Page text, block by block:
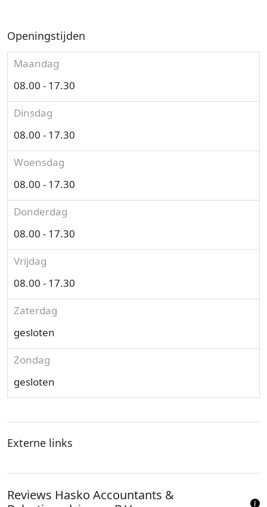
Openingstijden
Maandag
08.00 - 17.30
Dinsdag
08.00 - 17.30
Woensdag
08.00 - 17.30
Donderdag
08.00 - 17.30
Vrijdag
08.00 - 17.30
Zaterdag
gesloten
Zondag
gesloten
Externe links
Reviews Hasko Accountants &